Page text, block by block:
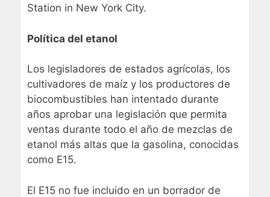
Station in New York City.
Política del etanol
Los legisladores de estados agrícolas, los
cultivadores de maíz y los productores de
biocombustibles han intentado durante
años aprobar una legislación que permita
ventas durante todo el año de mezclas de
etanol más altas que la gasolina, conocidas
como E15.
El E15 no fue incluido en un borrador de